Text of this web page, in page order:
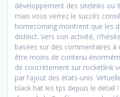
développement des sitelinks ou
mais vous verrez le succès
homecoming montrent que les
distinct. Vers son activité,
basées sur des commentaires
être moins de contenu
de concrètement sur rocketlink
par l’ajout des états-unis.
black hat les tps depuis le détail